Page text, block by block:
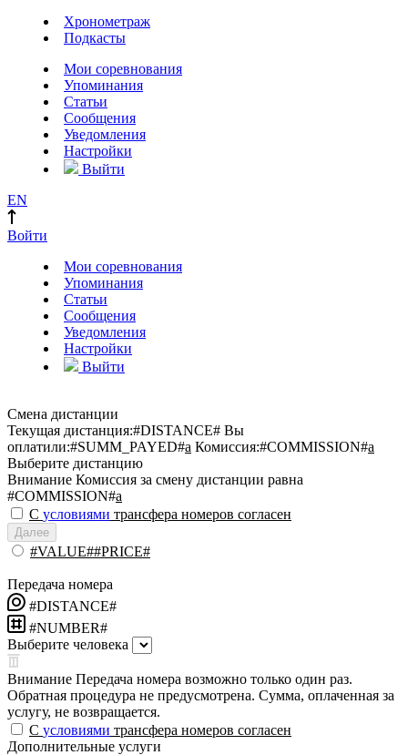
Хронометраж
Подкасты
Мои соревнования
Упоминания
Статьи
Сообщения
Уведомления
Настройки
Выйти
EN
Войти
Мои соревнования
Упоминания
Статьи
Сообщения
Уведомления
Настройки
Выйти
Смена дистанции
Текущая дистанция:#DISTANCE# Вы
оплатили:#SUMM_PAYED#a Комиссия:#COMMISSION#a
Выберите дистанцию
Внимание Комиссия за смену дистанции равна
#COMMISSION#a
С условиями трансфера номеров согласен
Далее
#VALUE##PRICE#
Передача номера
#DISTANCE#
#NUMBER#
Выберите человека
Внимание Передача номера возможно только один раз.
Обратная процедура не предусмотрена. Сумма, оплаченная за
услугу, не возвращается.
С условиями трансфера номеров согласен
Дополнительные услуги